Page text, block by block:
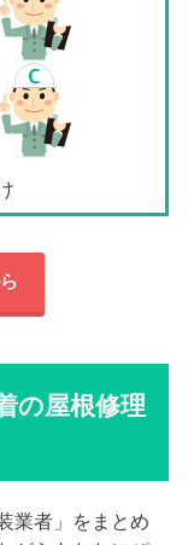
の屋根修理
業者」をまとめ